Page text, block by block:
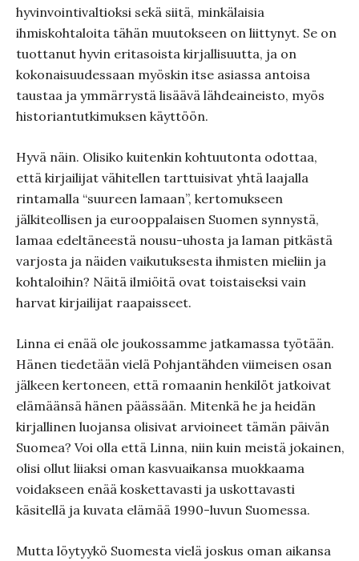
hyvinvointivaltioksi sekä siitä, minkälaisia
ihmiskohtaloita tähän muutokseen on liittynyt. Se on
tuottanut hyvin eritasoista kirjallisuutta, ja on
kokonaisuudessaan myöskin itse asiassa antoisa
taustaa ja ymmärrystä lisäävä lähdeaineisto, myös
historiantutkimuksen käyttöön.
Hyvä näin. Olisiko kuitenkin kohtuutonta odottaa,
että kirjailijat vähitellen tarttuisivat yhtä laajalla
rintamalla “suureen lamaan”, kertomukseen
jälkiteollisen ja eurooppalaisen Suomen synnystä,
lamaa edeltäneestä nousu-uhosta ja laman pitkästä
varjosta ja näiden vaikutuksesta ihmisten mieliin ja
kohtaloihin? Näitä ilmiöitä ovat toistaiseksi vain
harvat kirjailijat raapaisseet.
Linna ei enää ole joukossamme jatkamassa työtään.
Hänen tiedetään vielä Pohjantähden viimeisen osan
jälkeen kertoneen, että romaanin henkilöt jatkoivat
elämäänsä hänen päässään. Mitenkä he ja heidän
kirjallinen luojansa olisivat arvioineet tämän päivän
Suomea? Voi olla että Linna, niin kuin meistä jokainen,
olisi ollut liiaksi oman kasvuaikansa muokkaama
voidakseen enää koskettavasti ja uskottavasti
käsitellä ja kuvata elämää 1990-luvun Suomessa.
Mutta löytyykö Suomesta vielä joskus oman aikansa